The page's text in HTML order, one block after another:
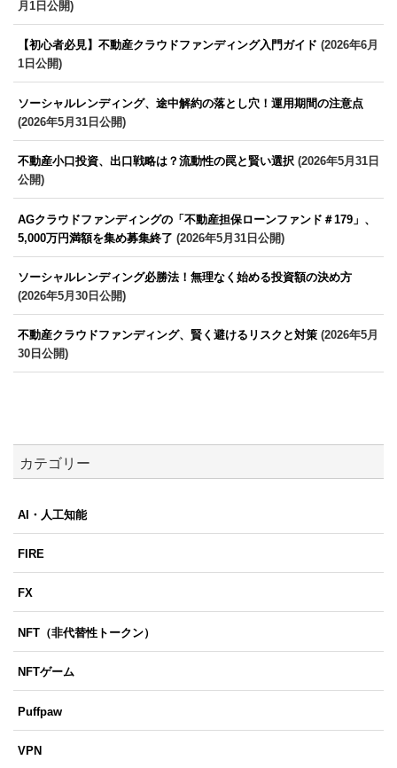
月1日公開)
【初心者必見】不動産クラウドファンディング入門ガイド (2026年6月
1日公開)
ソーシャルレンディング、途中解約の落とし穴！運用期間の注意点
(2026年5月31日公開)
不動産小口投資、出口戦略は？流動性の罠と賢い選択 (2026年5月31日
公開)
AGクラウドファンディングの「不動産担保ローンファンド＃179」、
5,000万円満額を集め募集終了 (2026年5月31日公開)
ソーシャルレンディング必勝法！無理なく始める投資額の決め方
(2026年5月30日公開)
不動産クラウドファンディング、賢く避けるリスクと対策 (2026年5月
30日公開)
カテゴリー
AI・人工知能
FIRE
FX
NFT（非代替性トークン）
NFTゲーム
Puffpaw
VPN